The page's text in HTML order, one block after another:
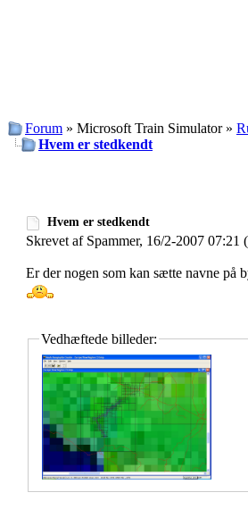
Forum » Microsoft Train Simulator »
Hvem er stedkendt
Hvem er stedkendt
Skrevet af Spammer, 16/2-2007 07:21 (
Er der nogen som kan sætte navne på
Vedhæftede billeder: